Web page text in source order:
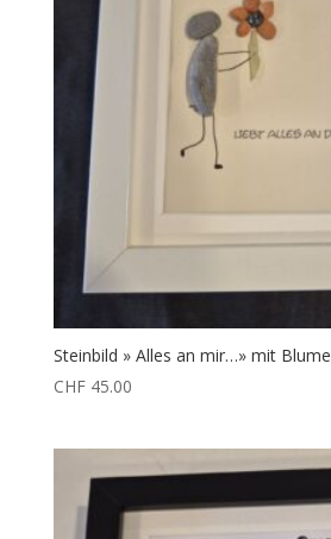
Steinbild » Alles an mir…» mit Blume
CHF45.00